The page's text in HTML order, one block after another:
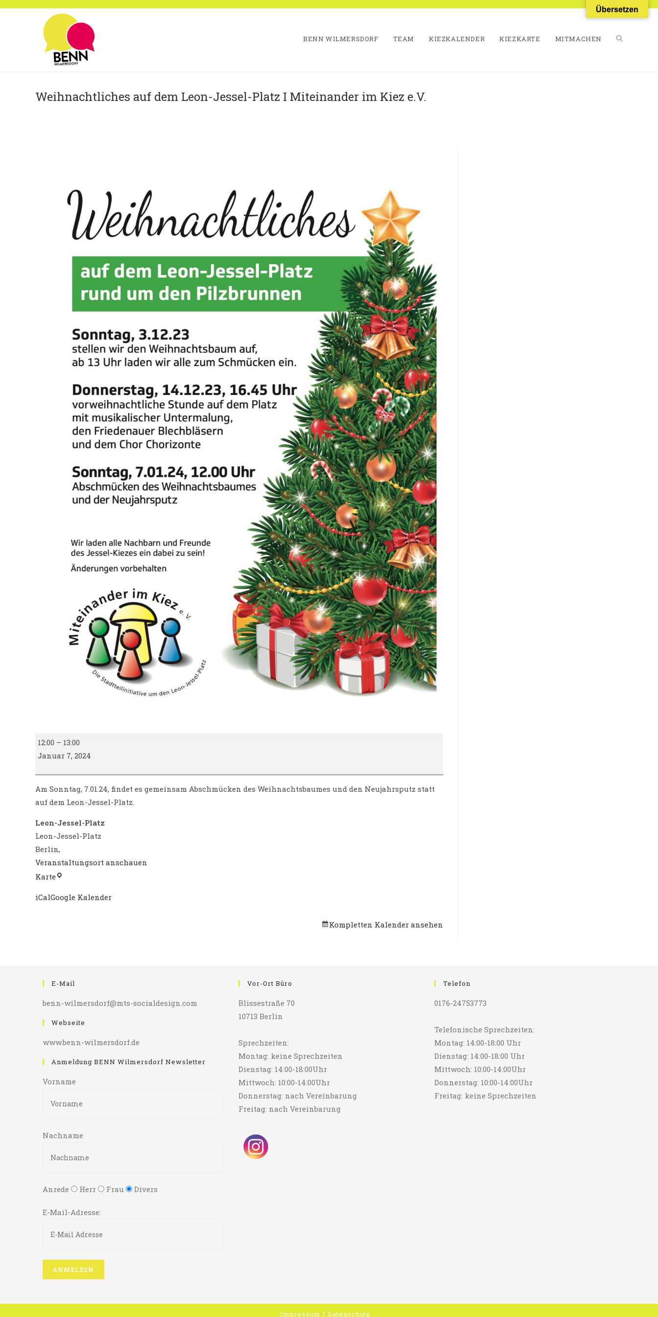
BENN WILMERSDORF TEAM KIEZKALENDER KIEZKARTE MITMACHEN WEBSITE-
Weihnachtliches auf dem Leon-Jessel-Platz I Miteinander im Kiez e.V.
Weihnachtliches
auf
Leon-
Jessel-
Platz
Miteinander
im
Kiez
e.V.
12:00 – 13:00
Januar 7, 2024
Am Sonntag, 7.01.24, findet es gemeinsam Abschmücken des Weihnachtsbaumes und den Neujahrsputz statt
auf dem Leon-Jessel-Platz.
Leon-Jessel-Platz
Leon-Jessel-Platz
Berlin,
Veranstaltungsort anschauen
KarteLeon-
Platz
iCalGoogle Kalender
Kompletten Kalender ansehen
E-Mail
benn-wilmersdorf@mts-socialdesign.com
Webseite
www.benn-wilmersdorf.de
Anmeldung BENN Wilmersdorf Newsletter
Vorname
Nachname
Anrede Herr Frau Divers
E-Mail-Adresse:
Vor-Ort Büro
Blissestraße 70
10713 Berlin
Sprechzeiten:
Montag: keine Sprechzeiten
Dienstag: 14:00-18:00Uhr
Mittwoch: 10:00-14:00Uhr
Donnerstag: nach Vereinbarung
Freitag: nach Vereinbarung
Telefon
0176-24753773
Telefonische Sprechzeiten:
Montag: 14:00-18:00 Uhr
Dienstag: 14:00-18:00 Uhr
Mittwoch: 10:00-14:00Uhr
Donnerstag: 10:00-14:00Uhr
Freitag: keine Sprechzeiten
Impressum I Datenschutz
Übersetzen